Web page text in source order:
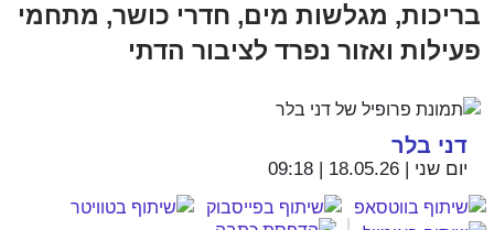
בריכות, מגלשות מים, חדרי כושר, מתחמי
פעילות ואזור נפרד לציבור הדתי
דני בלר
יום שני | 18.05.26 | 09:18